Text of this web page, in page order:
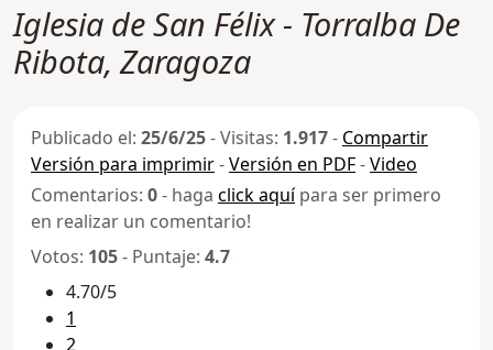
Iglesia de San Félix - Torralba De
Ribota, Zaragoza
Publicado el: 25/6/25-Visitas: 1.917- Compartir
Versión para imprimir-Versión en PDF-Video
Comentarios: 0- haga click aquípara ser primero
en realizar un comentario!
Votos: 105- Puntaje: 4.7
4.70/5
1
2